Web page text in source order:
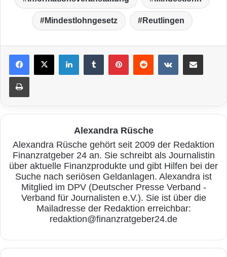
Mindestlohngesetz Reutlingen
LinkedIn VKontakte
Drucken
Alexandra Rüsche
Alexandra Rüsche gehört seit 2009 der Redaktion
Finanzratgeber 24 an. Sie schreibt als Journalistin
über aktuelle Finanzprodukte und gibt Hilfen bei der
Suche nach seriösen Geldanlagen. Alexandra ist
Mitglied im DPV (Deutscher Presse Verband -
Verband für Journalisten e.V.). Sie ist über die
Mailadresse der Redaktion erreichbar:
redaktion@finanzratgeber24.de